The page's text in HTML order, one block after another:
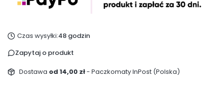
Czas wysyłki:48 godzin
Zapytaj o produkt
Dostawa od 14,00 zł- Paczkomaty InPost (Polska)